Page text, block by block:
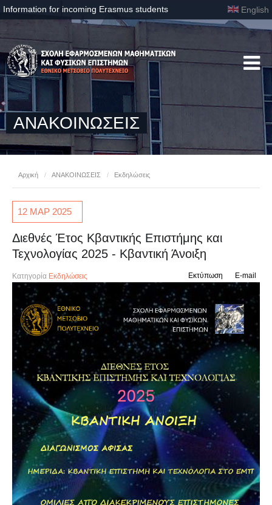
Information for incoming Erasmus students English
ΑΝΑΚΟΙΝΩΣΕΙΣ
Αρχική / ΑΝΑΚΟΙΝΩΣΕΙΣ / Εκδηλώσεις
12 ΜΑΡ 2025
Διεθνές Έτος Κβαντικής Επιστήμης και
Τεχνολογίας 2025 - Κβαντική Άνοιξη
Κατηγορία Εκδηλώσεις E-mail
Εκτύπωση